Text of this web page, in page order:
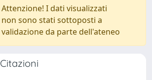
Attenzione! I dati visualizzati
non sono stati sottoposti a
validazione da parte dell'ateneo
Citazioni